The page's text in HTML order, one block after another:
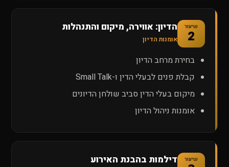
שיעור
2
הדיון: אווירה, מיקום והתנהלות
אומנות הדיון
בחירת מרחב הדיון
קבלת פנים לבעלי הדין ו-Small Talk
מיקום בעלי הדין סביב שולחן הדיונים
אומנות ניהול הדיון
שיעור דילמות בהבנת האירוע